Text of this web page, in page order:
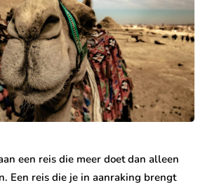
een reis die meer doet dan alleen
Een reis die je in aanraking brengt